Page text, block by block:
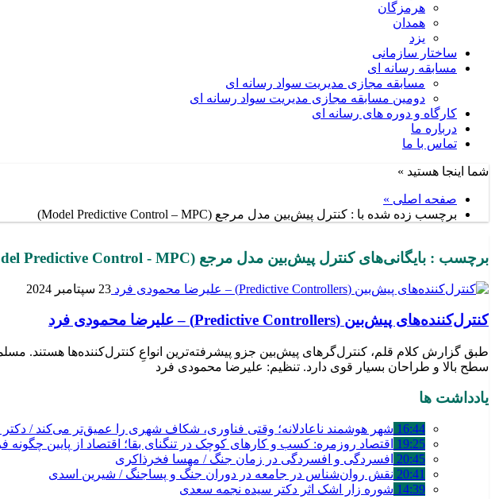
هرمزگان
همدان
یزد
ساختار سازمانی
مسابقه رسانه ای
مسابقه مجازی مدیریت سواد رسانه ای
دومین مسابقه مجازی مدیریت سواد رسانه ای
کارگاه و دوره های رسانه ای
درباره ما
تماس با ما
شما اینجا هستید »
صفحه اصلی »
برچسب زده شده با : کنترل پیش‌بین مدل مرجع (Model Predictive Control – MPC)
برچسب : بایگانی‌های کنترل پیش‌بین مدل مرجع (Model Predictive Control - MPC) - پایگاه خبری تحلیلی کلام قلم
23 سپتامبر 2024
کنترل‌کننده‌های پیش‌بین (Predictive Controllers) – علیرضا محمودی فرد
طبق گزارش کلام قلم، کنترل‌گرهای پیش‌بین جزو پیشرفته‌ترین انواعِ کنترل‌کننده‌ها هستند.
سطح بالا و طراحان بسیار قوی دارد. تنظیم: علیرضا محمودی فرد
یادداشت ها
16:44 شهر هوشمند ناعادلانه؛ وقتی فناوری، شکاف شهری را عمیق‌تر می‌کند /
19:25 اقتصاد روزمره: کسب‌ و کارهای کوچک در تنگنای بقا؛ اقتصاد از پایین چگونه
20:45 افسردگی و افسردگی در زمان جنگ / مهسا فخرذاکری
20:41 نقش روان‌شناس در جامعه در دوران جنگ و پساجنگ / شیرین اسدی
14:39 شوره زار اشک اثر دکتر سیده نجمه سعدی